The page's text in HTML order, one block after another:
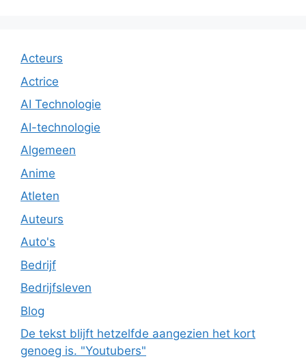
Acteurs
Actrice
AI Technologie
AI-technologie
Algemeen
Anime
Atleten
Auteurs
Auto's
Bedrijf
Bedrijfsleven
Blog
De tekst blijft hetzelfde aangezien het kort
genoeg is. "Youtubers"